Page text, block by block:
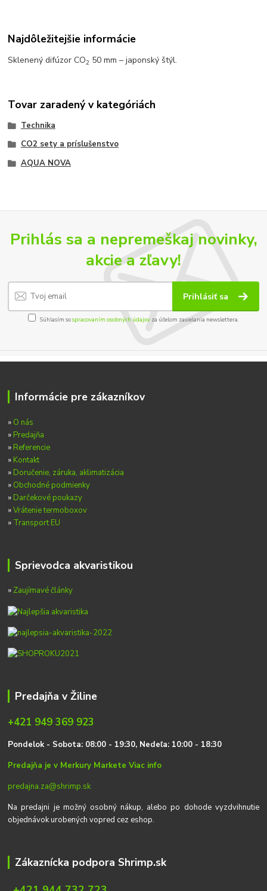
Najdôležitejšie informácie
Sklenený difúzor CO2 50 mm – japonský štýl.
Tovar zaradený v kategóriách
Technika
CO2 sety a príslušenstvo
AQUA NOVA
Prihlás sa a nepremeškaj novinky,
akcie a zľavy!
Prihlásiť sa
Súhlasím sospracovaním osobných údajov za účelom zasielania newslettera.
Informácie pre zákazníkov
» O nás
» Predajňa
» Referencie
» Kontakt
» Doručenie, záruka, aklimatizácia
» Obchodné podmienky
» Darčekové poukazy
»Vrátenie termoboxov
» Transport EU
Sprievodca akvaristikou
» Zaujímavé články
Predajňa v Žiline
+421 949 369 923
Pondelok - Sobota: 08:00 - 19:30, Nedeľa: 10:00 - 18:30
Predajňa je v Merkury MarketeViac info
predajna.za@shrimp.sk
Na predajni je možný osobný nákup, alebo po dohode vyzdvihnutie
objednávok urobených vopred cez eshop.
Zákaznícka podpora Shrimp.sk